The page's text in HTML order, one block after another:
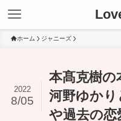
ホーム ジャニーズ
本髙克樹の
河野ゆか
や過去の恋
2022
8/05